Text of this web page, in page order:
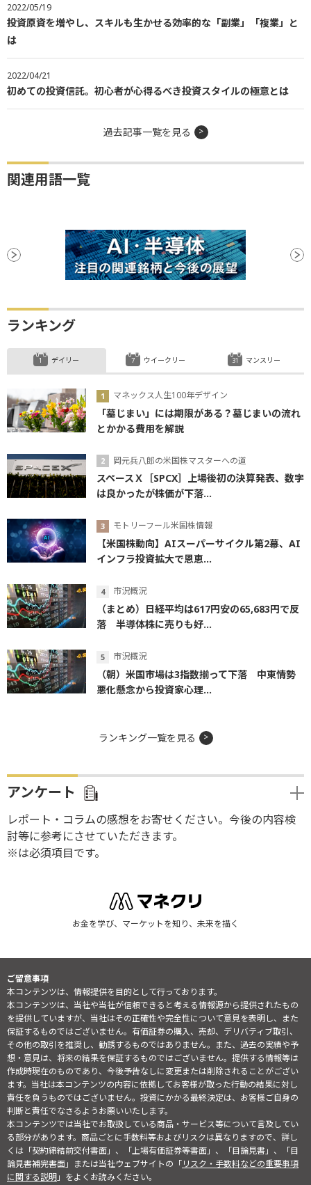
2022/05/19
投資原資を増やし、スキルも生かせる効率的な「副業」「複業」と
は
2022/04/21
初めての投資信託。初心者が心得るべき投資スタイルの極意とは
過去記事一覧を見る
関連用語一覧
ランキング
デイリー
マネックス人生100年デザイン
「墓じまい」には期限がある？墓じまいの流れ
とかかる費用を解説
岡元兵八郎の米国株マスターへの道
スペースＸ［SPCX］上場後初の決算発表、数字
は良かったが株価が下落...
モトリーフール米国株情報
【米国株動向】AIスーパーサイクル第2幕、AI
インフラ投資拡大で恩恵...
市況概況
（まとめ）日経平均は617円安の65,683円で反
落 半導体株に売りも好...
市況概況
（朝）米国市場は3指数揃って下落 中東情勢
悪化懸念から投資家心理...
ウイークリー マンスリー
ランキング一覧を見る
アンケート
レポート・コラムの感想をお寄せください。今後の内容検
討等に参考にさせていただきます。
※は必須項目です。
お金を学び、マーケットを知り、未来を描く
ご留意事項
本コンテンツは、情報提供を目的として行っております。
本コンテンツは、当社や当社が信頼できると考える情報源から提供されたもの
を提供していますが、当社はその正確性や完全性について意見を表明し、また
保証するものではございません。有価証券の購入、売却、デリバティブ取引、
その他の取引を推奨し、勧誘するものではありません。また、過去の実績や予
想・意見は、将来の結果を保証するものではございません。提供する情報等は
作成時現在のものであり、今後予告なしに変更または削除されることがござい
ます。当社は本コンテンツの内容に依拠してお客様が取った行動の結果に対し
責任を負うものではございません。投資にかかる最終決定は、お客様ご自身の
判断と責任でなさるようお願いいたします。
本コンテンツでは当社でお取扱している商品・サービス等について言及してい
る部分があります。商品ごとに手数料等およびリスクは異なりますので、詳し
くは「契約締結前交付書面」、「上場有価証券等書面」、「目論見書」、「目
論見書補完書面」または当社ウェブサイトの「リスク・手数料などの重要事項
に関する説明」をよくお読みください。